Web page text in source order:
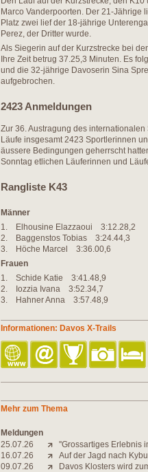
Marco Vanderpoorten. Der 21-Jährige
Platz zwei lief der 18-jährige
Perez, der Dritter wurde.
Als Siegerin auf der Kurzstrecke bei
Ihre Zeit betrug 37.25,3 Minuten. Es
und die 32-jährige Davoserin Sina
aufgebrochen.
2423 Anmeldungen
Zur 36. Austragung des
Läufe insgesamt 2423 Sportlerinnen
äussere Bedingungen geherrscht
Sonntag etlichen Läuferinnen und
Rangliste K43
Männer
1. Elhousine Elazzaoui
2. Baggenstos Tobias 3:24.44,3
3. Höche Marcel 3:36.00,6
Frauen
1. Schide Katie 3:41.48,9
2. Iozzia Ivana 3:52.34,7
3. Hahner Anna 3:57.48,9
Informationen: Davos X-Trails
Mehr zum Thema
Meldungen
25.07.26
''Grossartiges Erlebnis
16.07.26
Auf der Jagd nach
09.07.26
Davos Klosters wird